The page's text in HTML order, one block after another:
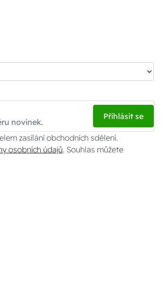
Přihlásit se
zasílání obchodních sdělení.
osobních údajů. Souhlas můžete